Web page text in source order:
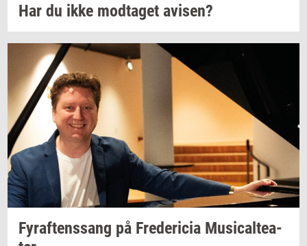
Har du ikke mod­ta­get avi­sen?
Fyraf­tens­sang på Fre­de­ri­cia Mu­si­cal­te­a­